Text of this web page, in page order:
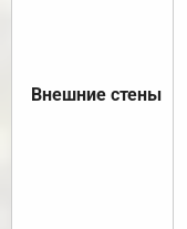
Внешние стены